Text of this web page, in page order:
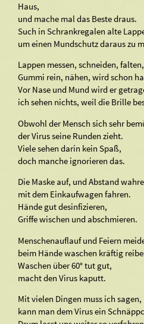
Haus,
und mache mal das Beste draus.
Such in Schrankregalen alte
um einen Mundschutz daraus zu
Lappen messen, schneiden, falten,
Gummi rein, nähen, wird schon
Vor Nase und Mund wird er
ich sehen nichts, weil die Brille
Obwohl der Mensch sich sehr
der Virus seine Runden zieht.
Viele sehen darin kein Spaß,
doch manche ignorieren das.
Die Maske auf, und Abstand
mit dem Einkaufwagen fahren.
Hände gut desinfizieren,
Griffe wischen und abschmieren.
Menschenauflauf und Feiern
beim Hände waschen kräftig
Waschen über 60° tut gut,
macht den Virus kaputt.
Mit vielen Dingen muss ich sagen,
kann man dem Virus ein